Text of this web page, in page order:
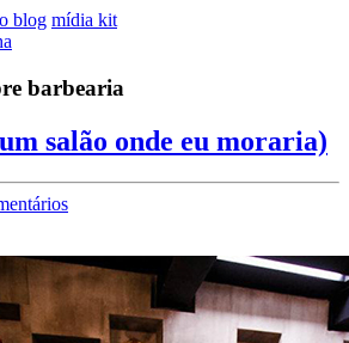
blog mídia kit
barbearia
salão onde eu moraria)